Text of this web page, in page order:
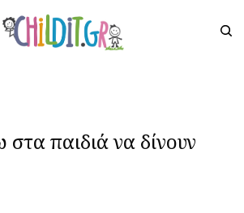
στα παιδιά να δίνουν